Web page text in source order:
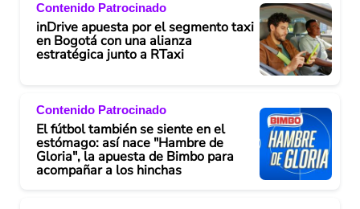
Contenido Patrocinado
inDrive apuesta por el segmento taxi
en Bogotá con una alianza
estratégica junto a RTaxi
Contenido Patrocinado
El fútbol también se siente en el
estómago: así nace "Hambre de
Gloria", la apuesta de Bimbo para
acompañar a los hinchas